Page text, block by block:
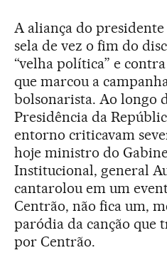
A aliança do
sela de vez o fim do
“velha política” e
que marcou a
bolsonarista. Ao longo
Presidência da
entorno criticavam
hoje ministro do
Institucional, general
cantarolou em um
Centrão, não fica um,
paródia da canção que
por Centrão.